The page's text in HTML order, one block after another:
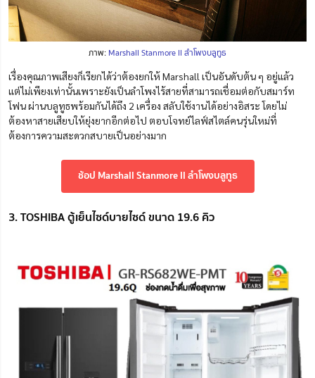
ภาพ: Marshall Stanmore II ลำโพงบลูทูธ
เรื่องคุณภาพเสียงก็เรียกได้ว่าต้องยกให้ Marshall เป็นอันดับต้น ๆ อยู่แล้ว
แต่ไม่เพียงเท่านั้นเพราะยังเป็นลำโพงไร้สายที่สามารถเชื่อมต่อกับสมาร์ท
โฟน ผ่านบลูทูธพร้อมกันได้ถึง 2 เครื่อง สลับใช้งานได้อย่างอิสระโดยไม่
ต้องหาสายเสียบให้ยุ่งยากอีกต่อไป ตอบโจทย์ไลฟ์สไตล์คนรุ่นใหม่ที่
ต้องการความสะดวกสบายเป็นอย่างมาก
ช้อป Marshall Stanmore II ลำโพงบลูทูธ
3. TOSHIBA ตู้เย็นไซด์บายไซด์ ขนาด 19.6 คิว